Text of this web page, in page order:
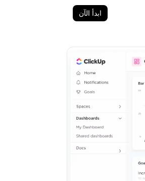
ابدأ الآن